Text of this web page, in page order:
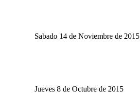
Sabado 14 de Noviembre de 2015
Jueves 8 de Octubre de 2015